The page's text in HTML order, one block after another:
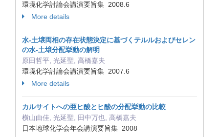
環境化学討論会講演要旨集 2008.6
More details
水‐土壌両相の存在状態決定に基づくテルルおよびセレン
の水‐土壌分配挙動の解明
原田哲平, 光延聖, 高橋嘉夫
環境化学討論会講演要旨集 2007.6
More details
カルサイトへの亜ヒ酸とヒ酸の分配挙動の比較
横山由佳, 光延聖, 田中万也, 高橋嘉夫
日本地球化学会年会講演要旨集 2008